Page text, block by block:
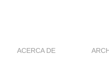
ACERCA DE